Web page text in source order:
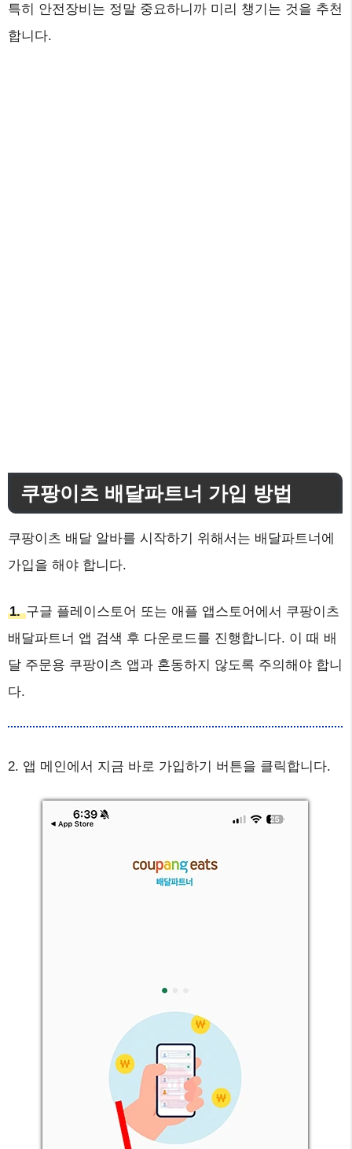
특히 안전장비는 정말 중요하니까 미리 챙기는 것을 추천
합니다.
쿠팡이츠 배달파트너 가입 방법
쿠팡이츠 배달 알바를 시작하기 위해서는 배달파트너에
가입을 해야 합니다.
1.구글 플레이스토어 또는 애플 앱스토어에서 쿠팡이츠
배달파트너 앱 검색 후 다운로드를 진행합니다. 이 때 배
달 주문용 쿠팡이츠 앱과 혼동하지 않도록 주의해야 합니
다.
2. 앱 메인에서 지금 바로 가입하기 버튼을 클릭합니다.